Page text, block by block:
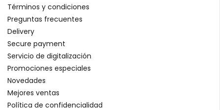
Términos y condiciones
Preguntas frecuentes
Delivery
Secure payment
Servicio de digitalización
Promociones especiales
Novedades
Mejores ventas
Política de confidencialidad